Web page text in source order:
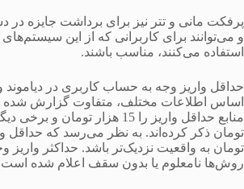
پرفکت مانی و تتر نیز برای برداشت جایزه
و می‌توانند برای کاربرانی که از این
استفاده می‌کنند، مناسب باشند.
حداقل واریز وجه به حساب کاربری در دیاموند
اساس اطلاعات مختلف، متفاوت گزارش
تومان به واقعیت نزدیک‌تر باشد. حداکثر واریز
روش‌ها نامعلوم یا بدون سقف اعلام شده